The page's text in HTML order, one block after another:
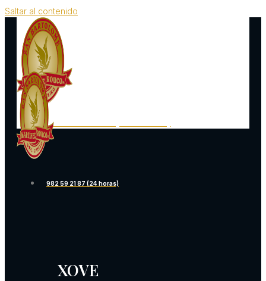
Saltar al contenido
982 59 21 87 (24 HORAS)
982 59 21 87 (24 horas)
XOVE